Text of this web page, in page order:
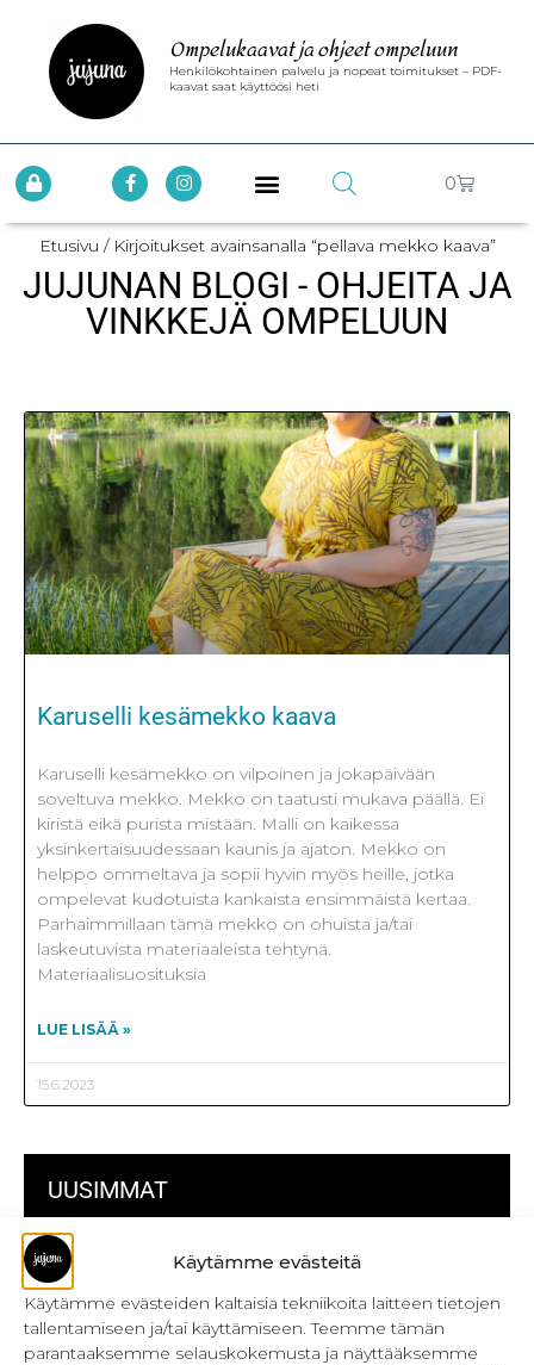
Käytämme evästeitä
Käytämme evästeiden kaltaisia tekniikoita laitteen tietojen
tallentamiseen ja/tai käyttämiseen. Teemme tämän
parantaaksemme selauskokemusta ja näyttääksemme
Ompelukaavat ja ohjeet ompeluun
Henkilökohtainen palvelu ja nopeat toimitukset – PDF-
kaavat saat käyttöösi heti
0
Etusivu / Kirjoitukset avainsanalla “pellava mekko kaava”
JUJUNAN BLOGI - OHJEITA JA
VINKKEJÄ OMPELUUN
UUSIMMAT
Kulmikas pussukka kaava Särmä
Bokserikuminauhan ompelu
Metrivetoketjun käyttö
Karuselli kesämekko kaava
Karuselli kesämekko on vilpoinen ja jokapäivään
soveltuva mekko. Mekko on taatusti mukava päällä. Ei
kiristä eikä purista mistään. Malli on kaikessa
yksinkertaisuudessaan kaunis ja ajaton. Mekko on
helppo ommeltava ja sopii hyvin myös heille, jotka
ompelevat kudotuista kankaista ensimmäistä kertaa.
Parhaimmillaan tämä mekko on ohuista ja/tai
laskeutuvista materiaaleista tehtynä.
Materiaalisuosituksia
LUE LISÄÄ »
15.6.2023